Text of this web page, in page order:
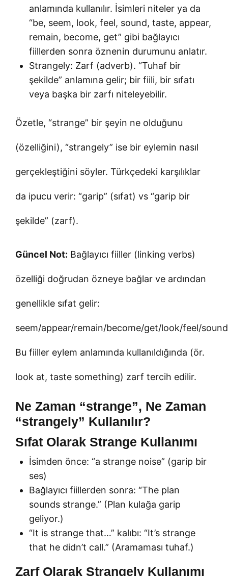
anlamında kullanılır. İsimleri niteler ya da
“be, seem, look, feel, sound, taste, appear,
remain, become, get” gibi bağlayıcı
fiillerden sonra öznenin durumunu anlatır.
Strangely: Zarf (adverb). “Tuhaf bir
şekilde” anlamına gelir; bir fiili, bir sıfatı
veya başka bir zarfı niteleyebilir.
Özetle, “strange” bir şeyin ne olduğunu
(özelliğini), “strangely” ise bir eylemin nasıl
gerçekleştiğini söyler. Türkçedeki karşılıklar
da ipucu verir: “garip” (sıfat) vs “garip bir
şekilde” (zarf).
Güncel Not: Bağlayıcı fiiller (linking verbs)
özelliği doğrudan özneye bağlar ve ardından
genellikle sıfat gelir:
seem/appear/remain/become/get/look/feel/
Bu fiiller eylem anlamında kullanıldığında (ör.
look at, taste something) zarf tercih edilir.
Ne Zaman “strange”, Ne Zaman
“strangely” Kullanılır?
Sıfat Olarak Strange Kullanımı
İsimden önce: “a strange noise” (garip bir
ses)
Bağlayıcı fiillerden sonra: “The plan
sounds strange.” (Plan kulağa garip
geliyor.)
“It is strange that…” kalıbı: “It’s strange
that he didn’t call.” (Aramaması tuhaf.)
Zarf Olarak Strangely Kullanımı